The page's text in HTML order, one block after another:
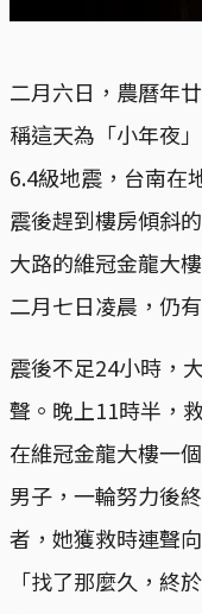
二月六日，農曆年
稱這天為「小年夜
6.4級地震，台南在
震後趕到樓房傾斜
大路的維冠金龍大
二月七日凌晨，仍
震後不足24小時，
聲。晚上11時半，
在維冠金龍大樓一
男子，一輪努力後
者，她獲救時連聲
「找了那麼久，終